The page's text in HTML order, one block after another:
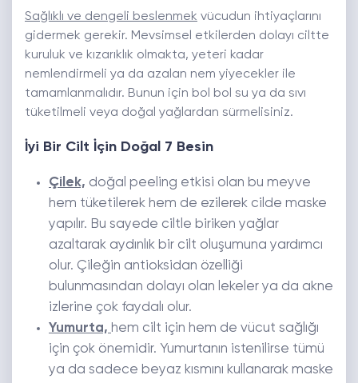
Sağlıklı ve dengeli beslenmek vücudun ihtiyaçlarını
gidermek gerekir. Mevsimsel etkilerden dolayı ciltte
kuruluk ve kızarıklık olmakta, yeteri kadar
nemlendirmeli ya da azalan nem yiyecekler ile
tamamlanmalıdır. Bunun için bol bol su ya da sıvı
tüketilmeli veya doğal yağlardan sürmelisiniz.
İyi Bir Cilt İçin Doğal 7 Besin
Çilek, doğal peeling etkisi olan bu meyve
hem tüketilerek hem de ezilerek cilde maske
yapılır. Bu sayede ciltle biriken yağlar
azaltarak aydınlık bir cilt oluşumuna yardımcı
olur. Çileğin antioksidan özelliği
bulunmasından dolayı olan lekeler ya da akne
izlerine çok faydalı olur.
Yumurta, hem cilt için hem de vücut sağlığı
için çok önemidir. Yumurtanın istenilirse tümü
ya da sadece beyaz kısmını kullanarak maske